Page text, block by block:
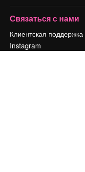
Связаться с нами
Клиентская поддержка
Instagram